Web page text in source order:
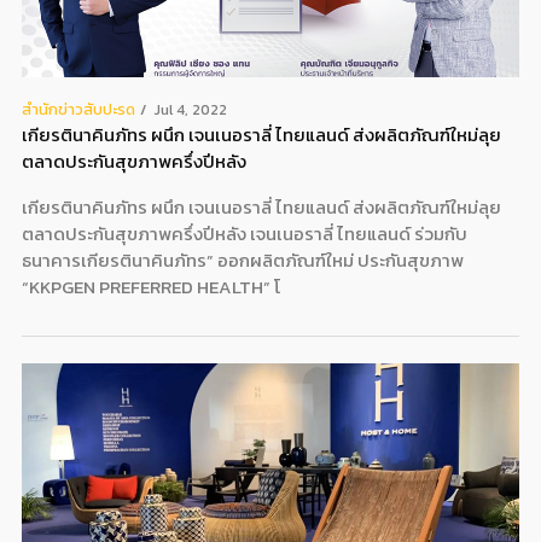
สํานักข่าวสับปะรด Jul 4, 2022
เกียรตินาคินภัทร ผนึก เจนเนอราลี่ ไทยแลนด์ ส่งผลิตภัณฑ์ใหม่ลุย
ตลาดประกันสุขภาพครึ่งปีหลัง
เกียรตินาคินภัทร ผนึก เจนเนอราลี่ ไทยแลนด์ ส่งผลิตภัณฑ์ใหม่ลุย
ตลาดประกันสุขภาพครึ่งปีหลัง เจนเนอราลี่ ไทยแลนด์ ร่วมกับ
ธนาคารเกียรตินาคินภัทร” ออกผลิตภัณฑ์ใหม่ ประกันสุขภาพ
“KKPGEN PREFERRED HEALTH” โ